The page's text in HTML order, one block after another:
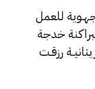
للعمل
خدجة
رزقـت